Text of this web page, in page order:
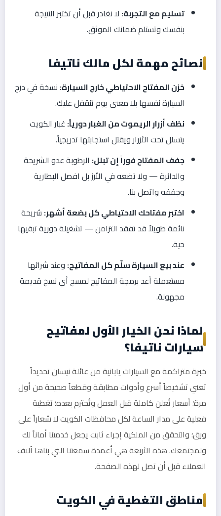
تسليم مع التجربة: لا نغادر قبل أن تختبر النتيجة
بنفسك وتستلم ضمانك الموثق.
نصائح مهمة لكل مالك ناتيفا
خزن المفتاح الاحتياطي خارج السيارة: نسخة في درج
السيارة نفسها بلا معنى يوم تنقفل عليك.
نظف أزرار الريموت من الغبار دورياً: غبار الكويت
يتسلل تحت الأزرار ويقتل استجابتها تدريجياً.
جفف المفتاح فوراً إن تبلل: الرطوبة عدو الشريحة
والدائرة — ولا تضعه في الأرز بل افصل البطارية
وجففه واتصل بنا.
اختبر مفتاحك الاحتياطي كل بضعة أشهر: شريحة
نائمة طويلاً قد تفقد التزامن — تشغيلة دورية تبقيها
حية.
عند بيع السيارة سلّم كل المفاتيح: وعند شرائها
مستعملة أعد برمجة المفاتيح لمسح أي نسخ قديمة
مجهولة.
لماذا نحن الخيار الأول لمفاتيح
سيارات ناتيفا؟
خبرة متراكمة مع السيارات يابانية من عائلة نيسان تحديداً
تعني تشخيصاً أسرع وأدوات مطابقة وقطعاً صحيحة من أول
مرة؛ أسعار تُعلن كاملة قبل العمل وتُحترم بعده؛ تغطية
فعلية على مدار الساعة لكل محافظات الكويت لا شعاراً على
ورق؛ والتحقق من الملكية إجراء ثابت يجعل خدمتنا أماناً لك
ولمجتمعك. هذه الأربعة هي أعمدة سمعتنا التي بناها آلاف
العملاء قبل أن تصل لهذه الصفحة.
مناطق التغطية في الكويت